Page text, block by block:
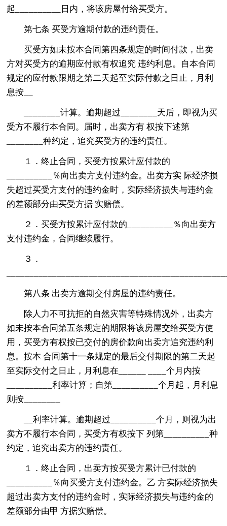
起__________日内，将该房屋付给买受方。
第七条 买受方逾期付款的违约责任。
买受方如未按本合同第四条规定的时间付款，出卖
方对买受方的逾期应付款有权追究 违约利息。自本合同
规定的应付款限期之第二天起至实际付款之日止，月利
息按__
________计算。逾期超过________天后，即视为买
受方不履行本合同。届时，出卖方有 权按下述第
________种约定，追究买受方的违约责任。
１．终止合同，买受方按累计应付款的
__________％向出卖方支付违约金。出卖方实 际经济损
失超过买受方支付的违约金时，实际经济损失与违约金
的差额部分由买受方据 实赔偿。
２．买受方按累计应付款的__________％向出卖方
支付违约金，合同继续履行。
３．
第八条 出卖方逾期交付房屋的违约责任。
除人力不可抗拒的自然灾害等特殊情况外，出卖方
如未按本合同第五条规定的期限将该房屋交给买受方使
用，买受方有权按已交付的房价款向出卖方追究违约利
息。按本 合同第十一条规定的最后交付期限的第二天起
至实际交付之日止，月利息在______ ____个月内按
__________利率计算；自第__________个月起，月利息
则按________
__利率计算。逾期超过__________个月，则视为出
卖方不履行本合同，买受方有权按下 列第__________种
约定，追究出卖方的违约责任。
１．终止合同，出卖方按买受方累计已付款的
__________％向买受方支付违约金。乙 方实际经济损失
超过出卖方支付的违约金时，实际经济损失与违约金的
差额部分由甲 方据实赔偿。